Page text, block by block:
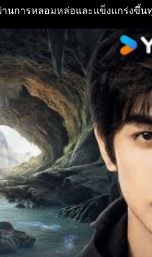
านการหลอมหล่อและแข็งแกร่งขึ้